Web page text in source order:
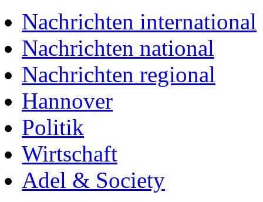
Nachrichten international
Nachrichten national
Nachrichten regional
Hannover
Politik
Wirtschaft
Adel & Society